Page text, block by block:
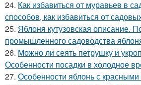
24. Как избавиться от муравьев в
способов, как избавиться от
25. Яблоня кутузовская описание.
промышленного садоводства
26. Можно ли сеять петрушку и
Особенности посадки в холодное
27. Особенности яблонь с